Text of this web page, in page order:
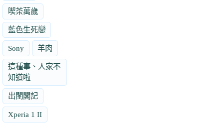
喫茶萬歲
藍色生死戀
Sony 羊肉
這種事、人家不
知道啦
出閨閣記
Xperia 1 II